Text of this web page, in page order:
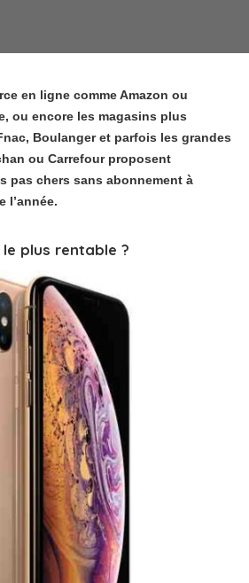
en ligne comme Amazon ou
ou encore les magasins plus
Boulanger et parfois les grandes
ou Carrefour proposent
pas chers sans abonnement à
l’année.
le plus rentable ?